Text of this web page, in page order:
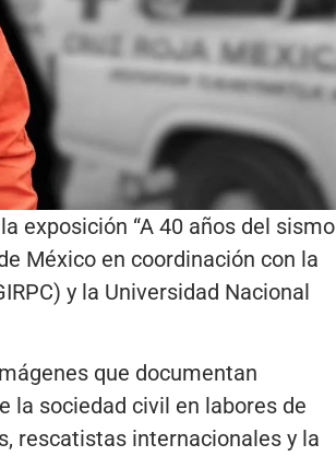
exposición “A 40 años del sismo
México en coordinación con la
y la Universidad Nacional
que documentan
la sociedad civil en labores de
rescatistas internacionales y la